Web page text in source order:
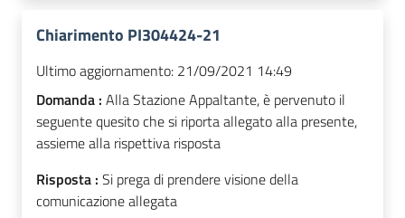
Chiarimento PI304424-21
Ultimo aggiornamento: 21/09/2021 14:49
Domanda : Alla Stazione Appaltante, è pervenuto il
seguente quesito che si riporta allegato alla presente,
assieme alla rispettiva risposta
Risposta : Si prega di prendere visione della
comunicazione allegata